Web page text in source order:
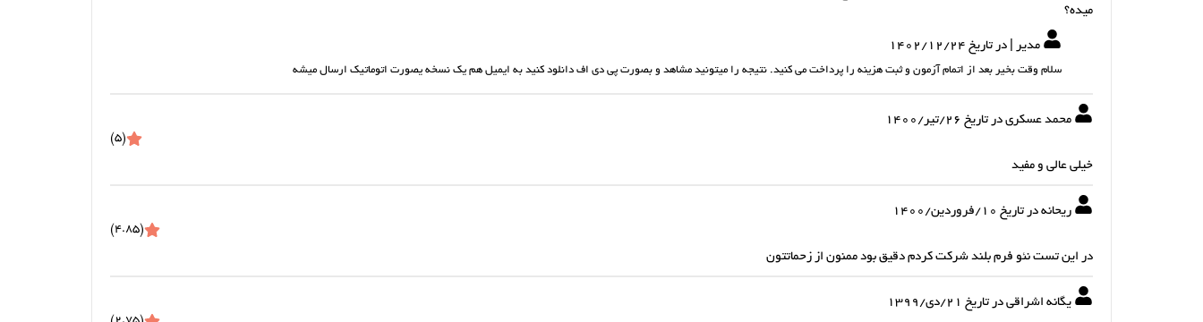
میده؟
مدیر | در تاریخ 1402/12/24
سلام وقت بخیر بعد از اتمام آزمون و ثبت هزینه را پرداخت می کنید. نتیجه را میتونید مشاهد و بصورت پی دی اف دانلود کنید به ایمیل هم یک نسخه یصورت اتوماتیک ارسال میشه
محمد عسکری در تاریخ 26/تير/1400
(5)
خیلی عالی و مفید
ریحانه در تاریخ 10/فروردين/1400
(4.85)
در این تست نئو فرم بلند شرکت کردم دقیق بود ممنون از زحماتتون
یگانه اشراقی در تاریخ 21/دی/1399